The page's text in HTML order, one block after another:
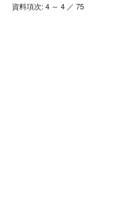
資料項次: 4 ～ 4 ／ 75